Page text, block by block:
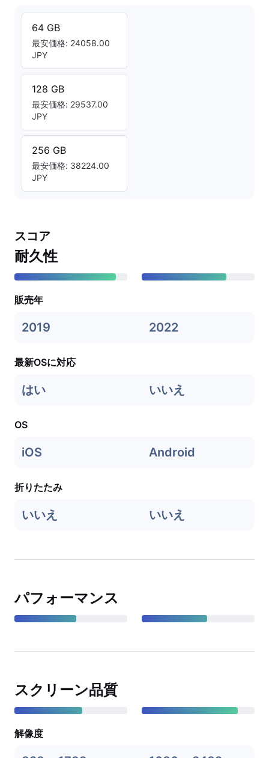
64 GB
最安価格: 24058.00
JPY
128 GB
最安価格: 29537.00
JPY
256 GB
最安価格: 38224.00
JPY
スコア
耐久性
販売年
2019 2022
最新OSに対応
はい いいえ
OS
iOS Android
折りたたみ
いいえ いいえ
パフォーマンス
スクリーン品質
解像度